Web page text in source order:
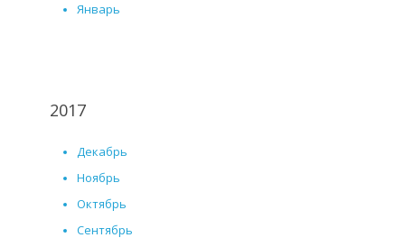
Январь
2017
Декабрь
Ноябрь
Октябрь
Сентябрь